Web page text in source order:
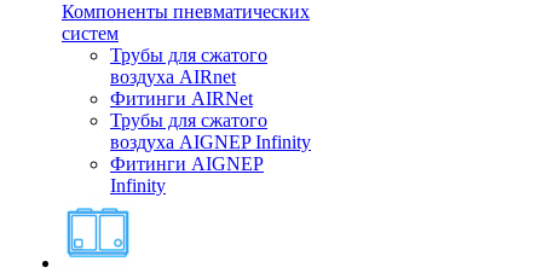
Компоненты пневматических
систем
Трубы для сжатого
воздуха AIRnet
Фитинги AIRNet
Трубы для сжатого
воздуха AIGNEP Infinity
Фитинги AIGNEP
Infinity